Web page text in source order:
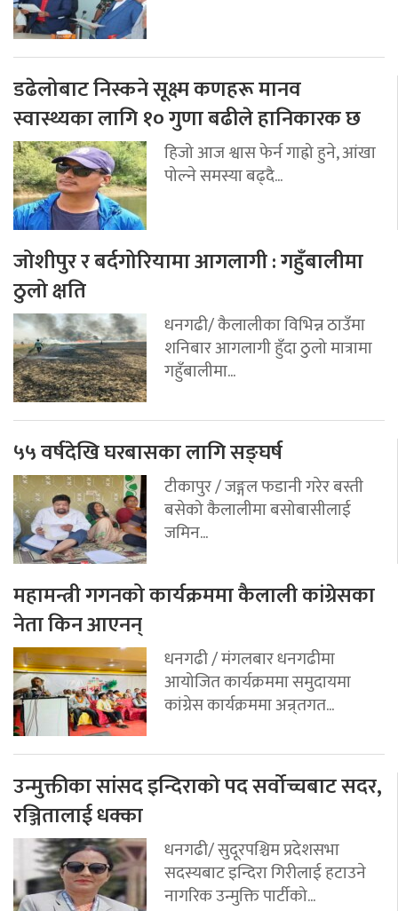
डढेलोबाट निस्कने सूक्ष्म कणहरू मानव
स्वास्थ्यका लागि १० गुणा बढीले हानिकारक छ
हिजो आज श्वास फेर्न गाह्रो हुने, आंखा
पोल्ने समस्या बढ्दै...
जोशीपुर र बर्दगोरियामा आगलागी : गहुँबालीमा
ठुलो क्षति
धनगढी/ कैलालीका विभिन्न ठाउँमा
शनिबार आगलागी हुँदा ठुलो मात्रामा
गहुँबालीमा...
५५ वर्षदेखि घरबासका लागि सङ्घर्ष
टीकापुर / जङ्गल फडानी गरेर बस्ती
बसेको कैलालीमा बसोबासीलाई
जमिन...
महामन्त्री गगनको कार्यक्रममा कैलाली कांग्रेसका
नेता किन आएनन्
धनगढी / मंगलबार धनगढीमा
आयोजित कार्यक्रममा समुदायमा
कांग्रेस कार्यक्रममा अन्र्तगत...
उन्मुक्तीका सांसद इन्दिराको पद सर्वोच्चबाट सदर,
रञ्जितालाई धक्का
धनगढी/ सुदूरपश्चिम प्रदेशसभा
सदस्यबाट इन्दिरा गिरीलाई हटाउने
नागरिक उन्मुक्ति पार्टीको...